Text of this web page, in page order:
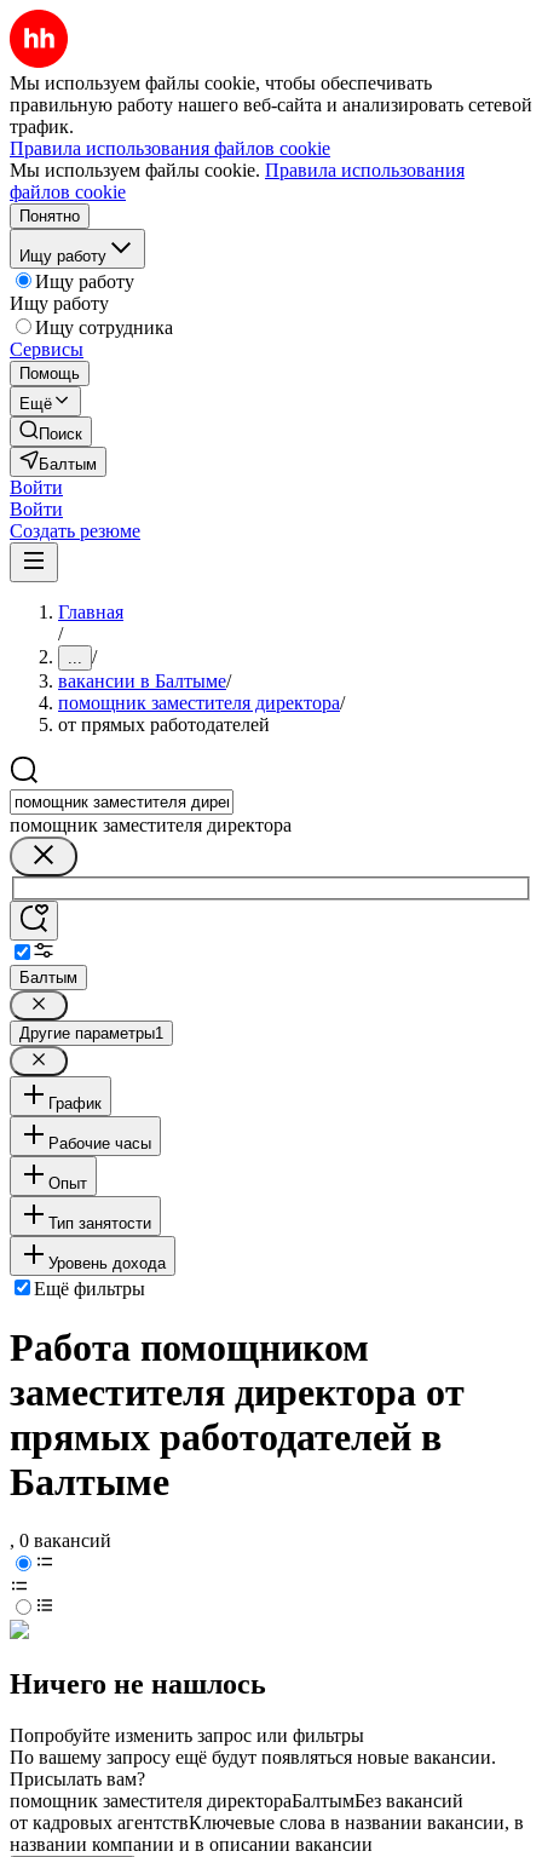
Мы используем файлы cookie, чтобы обеспечивать
правильную работу нашего веб-сайта и анализировать сетевой
трафик.
Правила использования файлов cookie
Мы используем файлы cookie. Правила использования
файлов cookie
Понятно
Ищу работу
Ищу работу
Ищу работу
Ищу сотрудника
Сервисы
Помощь
Ещё
Поиск
Балтым
Войти
Войти
Создать резюме
Главная
/
... /
вакансии в Балтыме/
помощник заместителя директора/
от прямых работодателей
помощник заместителя директора
Балтым
Другие параметры1
График
Рабочие часы
Опыт
Тип занятости
Уровень дохода
Ещё фильтры
Работа помощником
заместителя директора от
прямых работодателей в
Балтыме
, 0 вакансий
Ничего не нашлось
Попробуйте изменить запрос или фильтры
По вашему запросу ещё будут появляться новые вакансии.
Присылать вам?
помощник заместителя директораБалтымБез вакансий
от кадровых агентствКлючевые слова в названии вакансии, в
названии компании и в описании вакансии